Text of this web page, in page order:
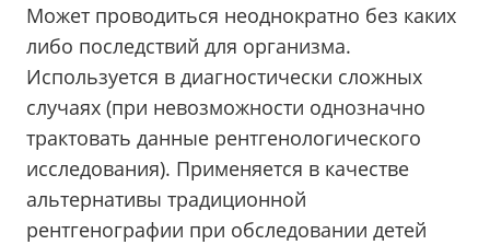
Может проводиться неоднократно без каких
либо последствий для организма.
Используется в диагностически сложных
случаях (при невозможности однозначно
трактовать данные рентгенологического
исследования). Применяется в качестве
альтернативы традиционной
рентгенографии при обследовании детей